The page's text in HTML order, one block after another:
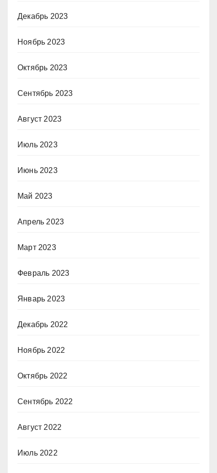
Декабрь 2023
Ноябрь 2023
Октябрь 2023
Сентябрь 2023
Август 2023
Июль 2023
Июнь 2023
Май 2023
Апрель 2023
Март 2023
Февраль 2023
Январь 2023
Декабрь 2022
Ноябрь 2022
Октябрь 2022
Сентябрь 2022
Август 2022
Июль 2022